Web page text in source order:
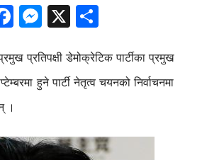
Facebook
Messenger
X
प्रतिपक्षी डेमोक्रेटिक पार्टीका प्रमुख
हुने पार्टी नेतृत्व चयनको निर्वाचनमा
।